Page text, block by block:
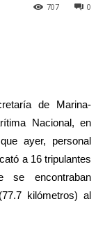
0
707
de Marina-
Nacional, en
ayer, personal
a 16 tripulantes
se encontraban
kilómetros) al